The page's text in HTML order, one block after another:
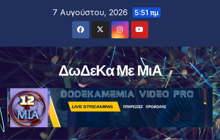
7 Αυγούστου, 2026 5:51 πμ
ΔωΔεΚα Με ΜιΑ